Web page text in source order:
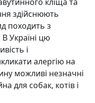
здійснюють
походить з
Україні цю
і
алергію на
можливі незначні
для собак, котів і